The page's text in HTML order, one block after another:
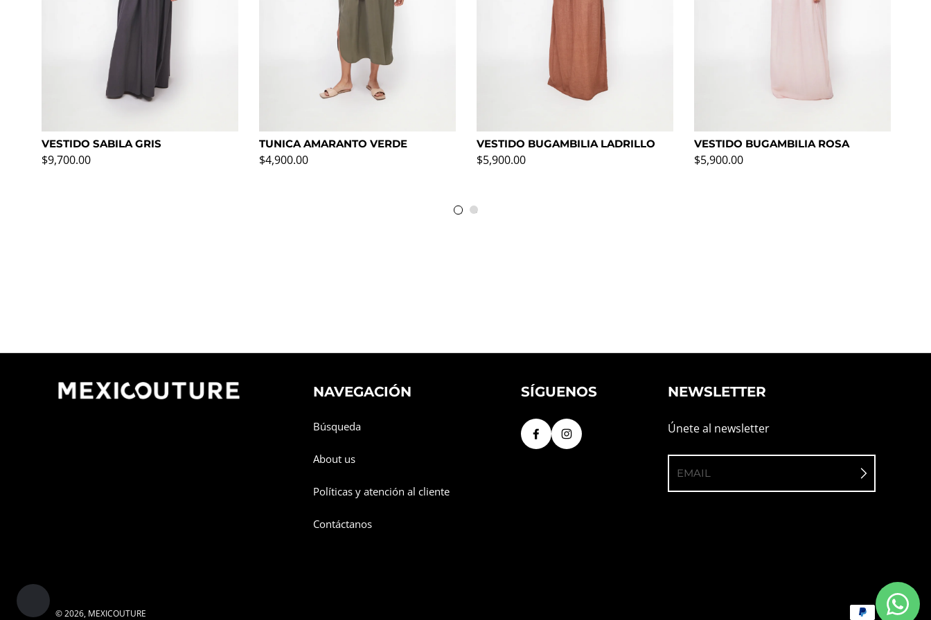
VESTIDO SABILA GRIS
Precio normal
$9,700.00
TUNICA AMARANTO VERDE
Precio normal
$4,900.00
VESTIDO BUGAMBILIA LADRILLO
Precio normal
$5,900.00
VESTIDO BUGAMBILIA ROSA
Precio normal
$5,900.00
NAVEGACIÓN
Búsqueda
About us
Políticas y atención al cliente
Contáctanos
SÍGUENOS NEWSLETTER
Únete al newsletter
EMAIL
© 2026, MEXICOUTURE Métodos de pago